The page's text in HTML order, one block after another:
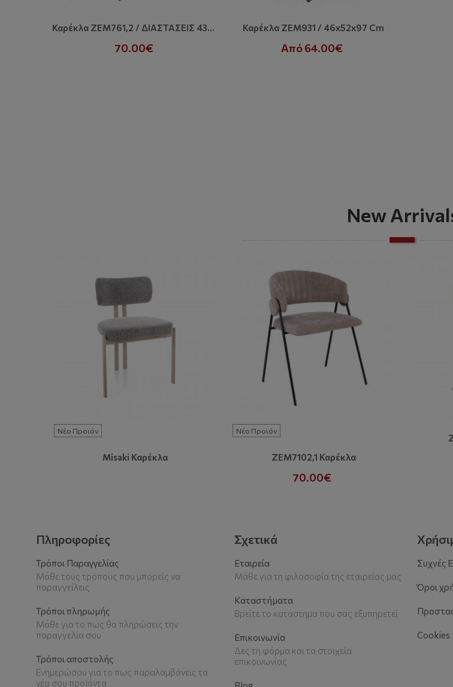
Καρέκλα ZEM761,2 / ΔΙΑΣΤΑΣΕΙΣ 43x48x97 Cm
70.00€
Καρέκλα ZEM931 / 46x52x97 Cm
Από 64.00€
New
Νέο Προϊόν
Misaki Καρέκλα
Νέο Προϊόν
ZEM7102,1 Καρέκλα
70.00€
Πληροφορίες
Τρόποι Παραγγελίας
Μάθε τους τρόπους που μπορείς να
παραγγείλεις
Τρόποι πληρωμής
Μάθε για το πως θα πληρώσεις την
παραγγελία σου
Τρόποι αποστολής
Ενημερώσου για το πως παραλαμβάνεις τα
νέα σου προϊόντα
Σχετικά
Εταιρεία
Μάθε για τη φιλοσοφία της εταιρείας μας
Καταστήματα
Βρείτε το κατάστημα που σας εξυπηρετεί
Επικοινωνία
Δες τη φόρμα και τα στοιχεία
επικοινωνίας
Συχνές
Όροι
Cookies